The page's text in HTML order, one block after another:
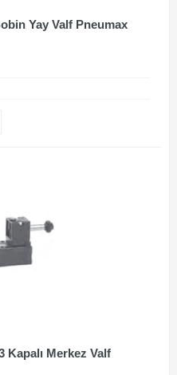
Yay Valf Pneumax
Kapalı Merkez Valf